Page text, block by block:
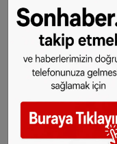
ve
konuma
konuştu.
Yenivatan.be